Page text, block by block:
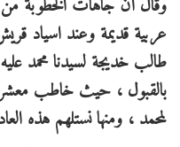
وقال أن جاهات الخطوبة
عربية قديمة وعند اسياد
طالب خديجة لسيدنا محمد
بالقبول ، حيث خاطب
لمحمد ، ومنها نستلهم هذه